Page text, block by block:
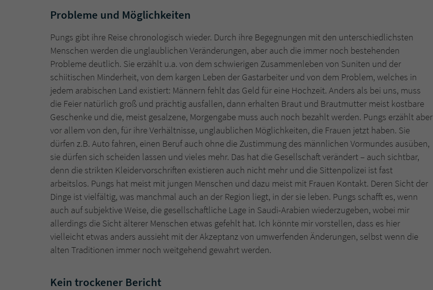
Probleme und Möglichkeiten
Pungs gibt ihre Reise chronologisch wieder. Durch ihre Begegnungen mit den unterschiedlichsten
Menschen werden die unglaublichen Veränderungen, aber auch die immer noch bestehenden
Probleme deutlich. Sie erzählt u.a. von dem schwierigen Zusammenleben von Suniten und der
schiitischen Minderheit, von dem kargen Leben der Gastarbeiter und von dem Problem, welches in
jedem arabischen Land existiert: Männern fehlt das Geld für eine Hochzeit. Anders als bei uns, muss
die Feier natürlich groß und prächtig ausfallen, dann erhalten Braut und Brautmutter meist kostbare
Geschenke und die, meist gesalzene, Morgengabe muss auch noch bezahlt werden. Pungs erzählt aber
vor allem von den, für ihre Verhältnisse, unglaublichen Möglichkeiten, die Frauen jetzt haben. Sie
dürfen z.B. Auto fahren, einen Beruf auch ohne die Zustimmung des männlichen Vormundes ausüben,
sie dürfen sich scheiden lassen und vieles mehr. Das hat die Gesellschaft verändert – auch sichtbar,
denn die strikten Kleidervorschriften existieren auch nicht mehr und die Sittenpolizei ist fast
arbeitslos. Pungs hat meist mit jungen Menschen und dazu meist mit Frauen Kontakt. Deren Sicht der
Dinge ist vielfältig, was manchmal auch an der Region liegt, in der sie leben. Pungs schafft es, wenn
auch auf subjektive Weise, die gesellschaftliche Lage in Saudi-Arabien wiederzugeben, wobei mir
allerdings die Sicht älterer Menschen etwas gefehlt hat. Ich könnte mir vorstellen, dass es hier
vielleicht etwas anders aussieht mit der Akzeptanz von umwerfenden Änderungen, selbst wenn die
alten Traditionen immer noch weitgehend gewahrt werden.
Kein trockener Bericht